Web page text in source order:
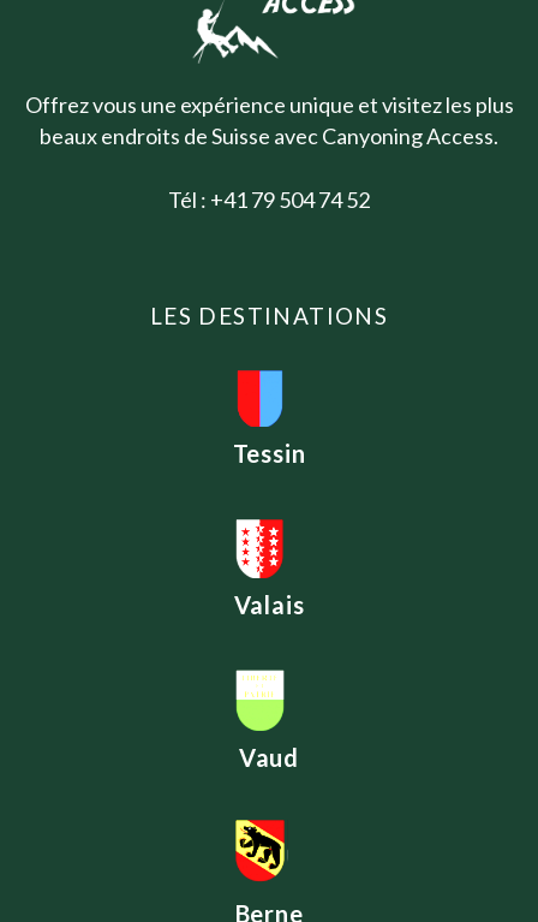
Offrez vous une expérience unique et visitez les plus
beaux endroits de Suisse avec Canyoning Access.
Tél : +41 79 504 74 52
LES DESTINATIONS
Tessin
Valais
Vaud
Berne